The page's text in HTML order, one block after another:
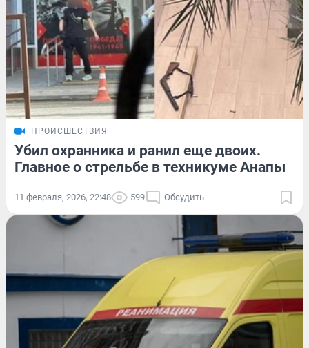
ПРОИСШЕСТВИЯ
Убил охранника и ранил еще двоих.
Главное о стрельбе в техникуме Анапы
11 февраля, 2026, 22:48 599 Обсудить